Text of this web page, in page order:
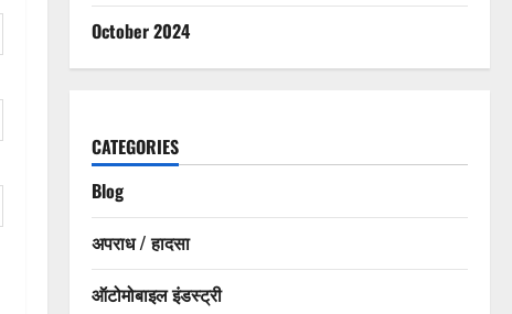
October 2024
CATEGORIES
Blog
अपराध / हादसा
ऑटोमोबाइल इंडस्ट्री